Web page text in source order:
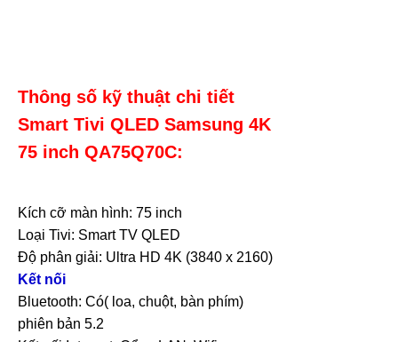
Thông số kỹ thuật chi tiết
Smart Tivi QLED Samsung 4K
75 inch QA75Q70C:
Kích cỡ màn hình: 75 inch
Loại Tivi: Smart TV QLED
Độ phân giải: Ultra HD 4K (3840 x 2160)
Kết nối
Bluetooth: Có( loa, chuột, bàn phím)
phiên bản 5.2